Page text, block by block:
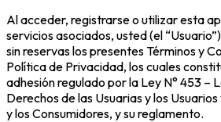
Al acceder, registrarse o utilizar esta
servicios asociados, usted (el
sin reservas los presentes Términos y
Política de Privacidad, los cuales
adhesión regulado por la Ley N° 453 –
Derechos de las Usuarias y los
y los Consumidores, y su reglamento.